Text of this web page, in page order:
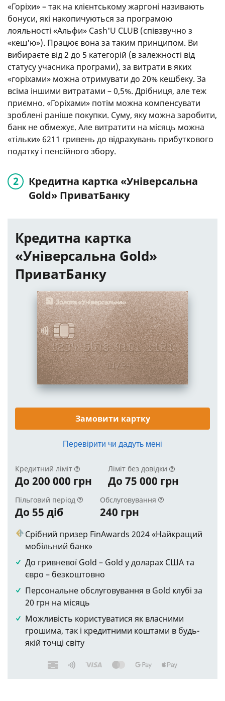
«Горіхи» – так на клієнтському жаргоні називають
бонуси, які накопичуються за програмою
лояльності «Альфи» Cash'U CLUB (співзвучно з
«кеш'ю»). Працює вона за таким принципом. Ви
вибираєте від 2 до 5 категорій (в залежності від
статусу учасника програми), за витрати в яких
«горіхами» можна отримувати до 20% кешбеку. За
всіма іншими витратами – 0,5%. Дрібниця, але теж
приємно. «Горіхами» потім можна компенсувати
зроблені раніше покупки. Суму, яку можна заробити,
банк не обмежує. Але витратити на місяць можна
«тільки» 6211 гривень до відрахувань прибуткового
податку і пенсійного збору.
Кредитна картка «Універсальна
Gold» ПриватБанку
Кредитна картка
«Універсальна Gold»
ПриватБанку
Замовити картку
Перевірити чи дадуть мені
Кредитний ліміт
До 200 000 грн
Ліміт без довідки
До 75 000 грн
Пільговий період
До 55 діб
Обслуговування
240 грн
Срібний призер FinAwards 2024 «Найкращий
мобільний банк»
До гривневої Gold – Gold у доларах США та
євро – безкоштовно
Персональне обслуговування в Gold клубі за
20 грн на місяць
Можливість користуватися як власними
грошима, так і кредитними коштами в будь-
якій точці світу